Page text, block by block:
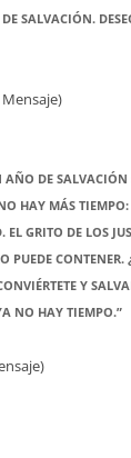
SALVACIÓN.
DE
HAY MÁS
GRITO DE LOS
PUEDE CONTENER.
Y
NO HAY TIEMPO.”